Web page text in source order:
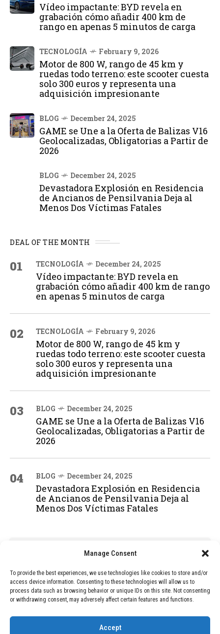
Manage Consent
To provide the best experiences, we use technologies like cookies to store and/or
access device information. Consenting to these technologies will allow us to
process data such as browsing behavior or unique IDs on this site. Not consenting
or withdrawing consent, may adversely affect certain features and functions.
Accept
Vídeo impactante: BYD revela en
grabación cómo añadir 400 km de
rango en apenas 5 minutos de carga
TECNOLOGÍA February 9, 2026
Motor de 800 W, rango de 45 km y
ruedas todo terreno: este scooter cuesta
solo 300 euros y representa una
adquisición impresionante
BLOG December 24, 2025
GAME se Une a la Oferta de Balizas V16
Geolocalizadas, Obligatorias a Partir de
2026
BLOG December 24, 2025
Devastadora Explosión en Residencia
de Ancianos de Pensilvania Deja al
Menos Dos Víctimas Fatales
DEAL OF THE MONTH
01 TECNOLOGÍA December 24, 2025
Vídeo impactante: BYD revela en
grabación cómo añadir 400 km de rango
en apenas 5 minutos de carga
02 TECNOLOGÍA February 9, 2026
Motor de 800 W, rango de 45 km y
ruedas todo terreno: este scooter cuesta
solo 300 euros y representa una
adquisición impresionante
03 BLOG December 24, 2025
GAME se Une a la Oferta de Balizas V16
Geolocalizadas, Obligatorias a Partir de
2026
04 BLOG December 24, 2025
Devastadora Explosión en Residencia
de Ancianos de Pensilvania Deja al
Menos Dos Víctimas Fatales